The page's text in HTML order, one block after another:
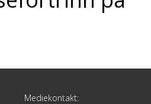
Mediekontakt: